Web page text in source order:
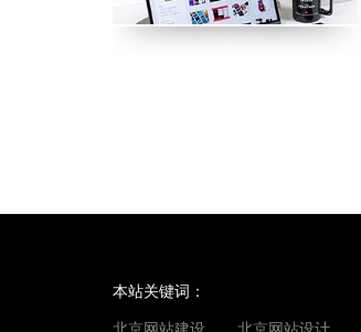
本站关键词：